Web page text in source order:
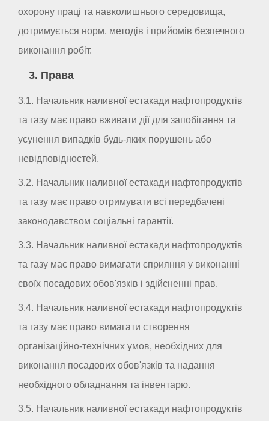
охорону праці та навколишнього середовища,
дотримується норм, методів і прийомів безпечного
виконання робіт.
3. Права
3.1. Начальник наливної естакади нафтопродуктів
та газу має право вживати дії для запобігання та
усунення випадків будь-яких порушень або
невідповідностей.
3.2. Начальник наливної естакади нафтопродуктів
та газу має право отримувати всі передбачені
законодавством соціальні гарантії.
3.3. Начальник наливної естакади нафтопродуктів
та газу має право вимагати сприяння у виконанні
своїх посадових обов'язків і здійсненні прав.
3.4. Начальник наливної естакади нафтопродуктів
та газу має право вимагати створення
організаційно-технічних умов, необхідних для
виконання посадових обов'язків та надання
необхідного обладнання та інвентарю.
3.5. Начальник наливної естакади нафтопродуктів